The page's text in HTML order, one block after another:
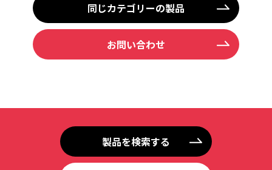
同じカテゴリーの製品
お問い合わせ
製品を検索する